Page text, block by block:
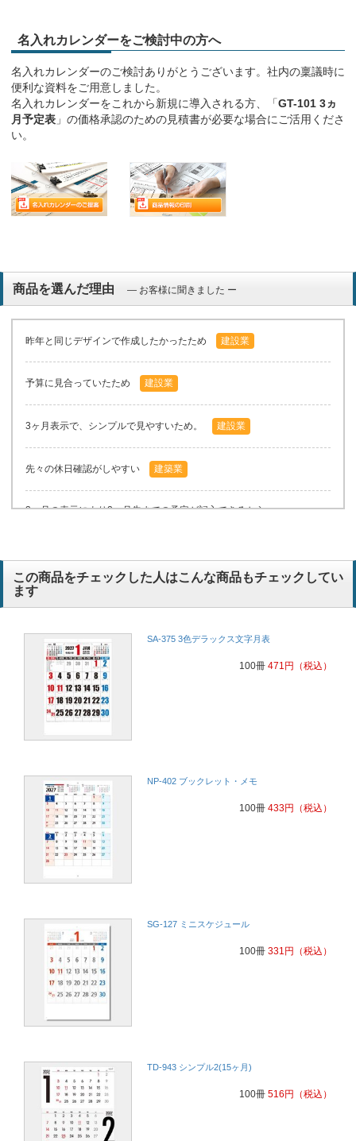
名入れカレンダーをご検討中の方へ
名入れカレンダーのご検討ありがとうございます。社内の稟議時に
便利な資料をご用意しました。
名入れカレンダーをこれから新規に導入される方、「GT-101 3ヵ
月予定表 」の価格承認のための見積書が必要な場合にご活用くださ
い。
商品を選んだ理由 ― お客様に聞きました ー
昨年と同じデザインで作成したかったため 建設業
予算に見合っていたため 建設業
3ヶ月表示で、シンプルで見やすいため。 建設業
先々の休日確認がしやすい 建築業
3ヶ月の表示により2ヶ月先までの予定が記入できるから
注文しているため。
電気工事業
シンプルで見やすく、3ヶ月表示タイプで使いやすいため。例年この
タイプを注文しているので。
建設業
3ヶ月分が1目で分かるため
お客様から好評を頂いておりますので昨年に引続き選びました。
設備工事業
お客様から好評を頂いておりますので昨年に引続き選びました。
設備工事業
電気管理
毎年お客様より好評を頂いております。
問い合わせた時、12月注文で年内納期でしたので。
デザインとスムーズな対応でしたので。
この商品をチェックした人はこんな商品もチェックしてい
ます
SA-375 3色デラックス文字月表
100冊 471 円 （税込）
NP-402 ブックレット・メモ
100冊 433円 （税込）
SG-127 ミニスケジュール
100冊 331 円 （税込）
TD-943 シンプル2(15ヶ月)
100冊 516 円 （税込）